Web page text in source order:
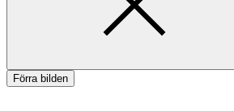
Butiker
Evenemang
Förra bilden